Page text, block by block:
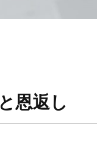
恩返し